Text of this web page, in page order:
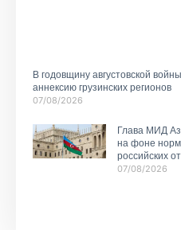
В годовщину августовской
аннексию грузинских регионов
07/08/2026
Глава МИД
на фоне
российских
07/08/2026